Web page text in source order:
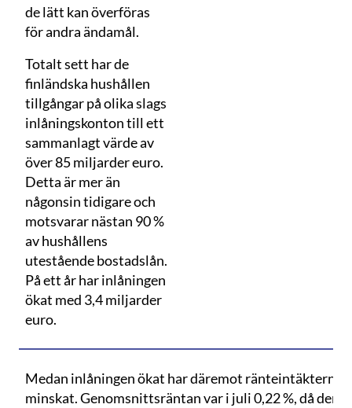
de lätt kan överföras
för andra ändamål.
Totalt sett har de
finländska hushållen
tillgångar på olika slags
inlåningskonton till ett
sammanlagt värde av
över 85 miljarder euro.
Detta är mer än
någonsin tidigare och
motsvarar nästan 90 %
av hushållens
utestående bostadslån.
På ett år har inlåningen
ökat med 3,4 miljarder
euro.
Medan inlåningen ökat har däremot ränteintäkterna
minskat. Genomsnittsräntan var i juli 0,22 %, då den